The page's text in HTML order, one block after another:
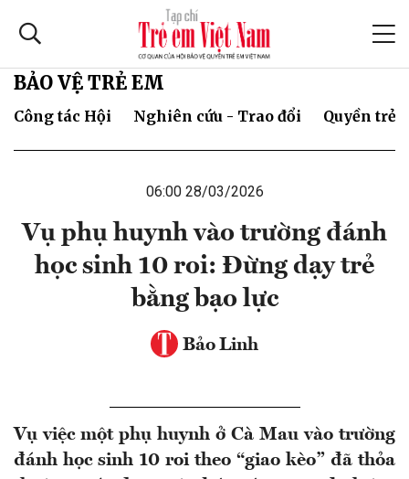
BẢO VỆ TRẺ EM
Công tác Hội Nghiên cứu - Trao đổi Quyền trẻ
06:00 28/03/2026
Vụ phụ huynh vào trường đánh
học sinh 10 roi: Đừng dạy trẻ
bằng bạo lực
Bảo Linh
Vụ việc một phụ huynh ở Cà Mau vào trường
đánh học sinh 10 roi theo “giao kèo” đã thỏa